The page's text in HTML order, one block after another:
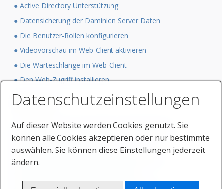
● Active Directory Unterstützung
● Datensicherung der Daminion Server Daten
● Die Benutzer-Rollen konfigurieren
● Videovorschau im Web-Client aktivieren
● Die Warteschlange im Web-Client
● Den Web-Zugriff installieren
Tutorials
● Datenspeicherung innerhalb der Mediendateien
● UDP-Broadcasts abschalten
● Systemanforderungen und technische Infos
Datenschutzeinstellungen
Auf dieser Website werden Cookies genutzt. Sie
können alle Cookies akzeptieren oder nur bestimmte
auswählen. Sie können diese Einstellungen jederzeit
ändern.